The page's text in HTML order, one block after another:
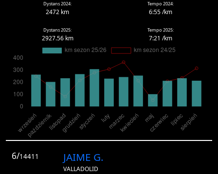
Dystans 2024:
2472 km
Tempo 2024:
6:55 /km
Dystans 2025:
2927.56 km
Tempo 2025:
7:21 /km
6/14411 JAIME G.
VALLADOLID